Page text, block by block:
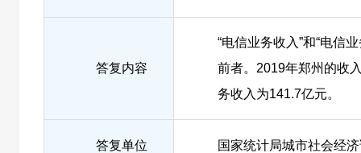
答复内容
“电信业务收入”和“电信
前者。2019年郑州的收
务收入为141.7亿元。
答复单位 国家统计局城市社会经